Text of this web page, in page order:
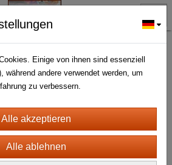
MAGNETE
20 X 30 CM
Film und Musik(370)
Einige von ihnen sind essenziell
während andere verwendet werden, um
zu verbessern.